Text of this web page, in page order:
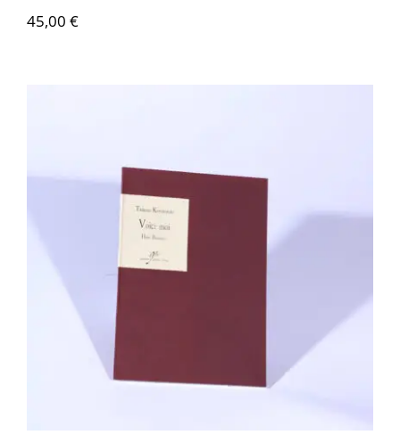
45,00 €
Tadeusz Koralewski, Hans Bouman –
Voici moi